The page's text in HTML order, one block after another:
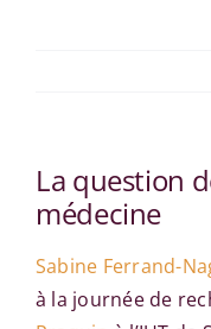
La question
médecine
Sabine Ferrand-
à la journée de